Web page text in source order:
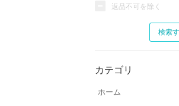
返品不可を除く
カテゴリ
ホーム